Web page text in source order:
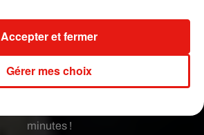
du clip vidéo, le contact est si
les deux qu'Anuel AA a avoué à
coulisses : "Je ne sais pas, mais
minutes !
Gérer mes choix
Accepter et fermer